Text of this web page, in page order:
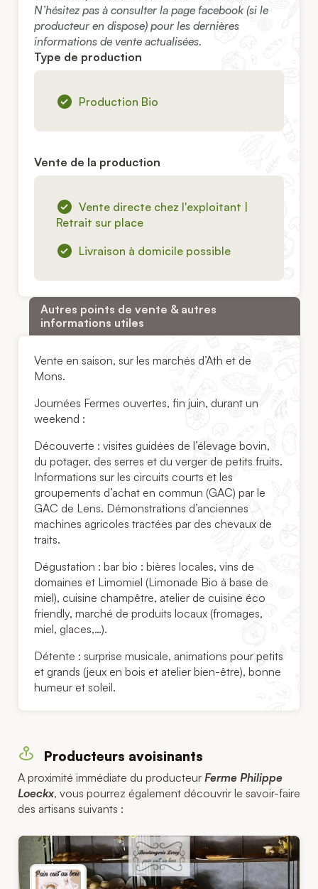
N’hésitez pas à consulter la page facebook (si le
producteur en dispose) pour les dernières
informations de vente actualisées.
Type de production
Production Bio
Vente de la production
Vente directe chez l'exploitant |
Retrait sur place
Livraison à domicile possible
Autres points de vente & autres
informations utiles
Vente en saison, sur les marchés d’Ath et de
Mons.
Journées Fermes ouvertes, fin juin, durant un
weekend :
Découverte : visites guidées de l’élevage bovin,
du potager, des serres et du verger de petits fruits.
Informations sur les circuits courts et les
groupements d’achat en commun (GAC) par le
GAC de Lens. Démonstrations d’anciennes
machines agricoles tractées par des chevaux de
traits.
Dégustation : bar bio : bières locales, vins de
domaines et Limomiel (Limonade Bio à base de
miel), cuisine champêtre, atelier de cuisine éco
friendly, marché de produits locaux (fromages,
miel, glaces,…).
Détente : surprise musicale, animations pour petits
et grands (jeux en bois et atelier bien-être), bonne
humeur et soleil.
Producteurs avoisinants
A proximité immédiate du producteur Ferme Philippe
Loeckx, vous pourrez également découvrir le savoir-faire
des artisans suivants :